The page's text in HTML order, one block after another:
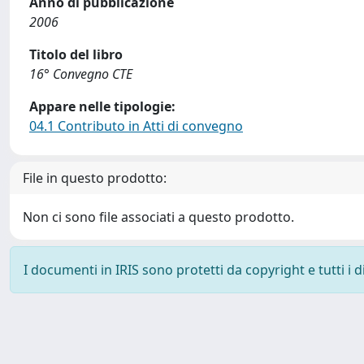
2006
Titolo del libro
16° Convegno CTE
Appare nelle tipologie:
04.1 Contributo in Atti di convegno
File in questo prodotto:
Non ci sono file associati a questo prodotto.
I documenti in IRIS sono protetti da copyright e tutti i